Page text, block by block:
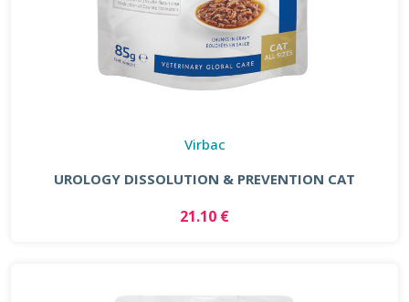
Virbac
UROLOGY DISSOLUTION & PREVENTION CAT
21.10 €